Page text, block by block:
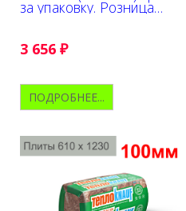
за упаковку. Розница
+10% к указанной цене
3 656 ₽
ПОДРОБНЕЕ...